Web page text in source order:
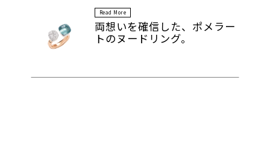
Read More
両想いを確信した、ポメラー
トのヌードリング。